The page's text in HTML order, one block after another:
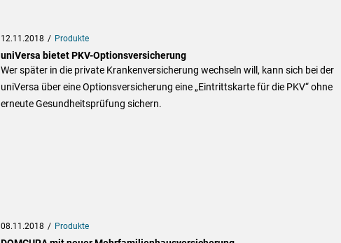
12.11.2018 Produkte
uniVersa bietet PKV-Optionsversicherung
Wer später in die private Krankenversicherung wechseln will, kann sich bei der
uniVersa über eine Optionsversicherung eine „Eintrittskarte für die PKV“ ohne
erneute Gesundheitsprüfung sichern.
08.11.2018 Produkte